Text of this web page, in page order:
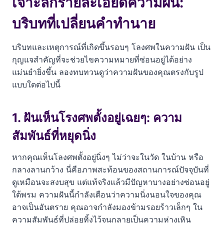
บริบทที่เปลี่ยนคำทำนาย
บริบทและเหตุการณ์ที่เกิดขึ้นรอบๆ โลงศพในความฝัน เป็น
กุญแจสำคัญที่จะช่วยไขความหมายที่ซ่อนอยู่ได้อย่าง
แม่นยำยิ่งขึ้น ลองทบทวนดูว่าความฝันของคุณตรงกับรูป
แบบใดต่อไปนี้
1. ฝันเห็นโรงศพตั้งอยู่เฉยๆ: ความ
สัมพันธ์ที่หยุดนิ่ง
หากคุณเห็นโลงศพตั้งอยู่นิ่งๆ ไม่ว่าจะในวัด ในบ้าน หรือ
กลางลานกว้าง นี่คือภาพสะท้อนของสถานการณ์ปัจจุบันที่
ดูเหมือนจะสงบสุข แต่แท้จริงแล้วมีปัญหาบางอย่างซ่อนอยู่
ใต้พรม ความฝันนี้กำลังเตือนว่าความนิ่งนอนใจของคุณ
อาจเป็นอันตราย คุณอาจกำลังมองข้ามรอยร้าวเล็กๆ ใน
ความสัมพันธ์ที่ปล่อยทิ้งไว้จนกลายเป็นความห่างเหิน